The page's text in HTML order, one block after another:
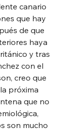
canario
que hay
de que
haya
y tras
con el
creo que
próxima
que no
son mucho